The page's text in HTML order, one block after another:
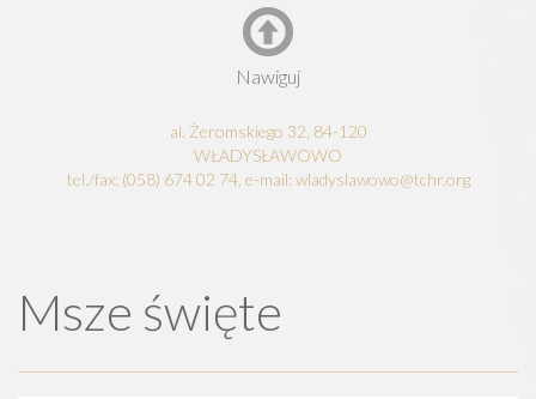
Nawiguj
al. Żeromskiego 32, 84-120
WŁADYSŁAWOWO
tel./fax: (058) 674 02 74, e-mail: wladyslawowo@tchr.org
Msze święte